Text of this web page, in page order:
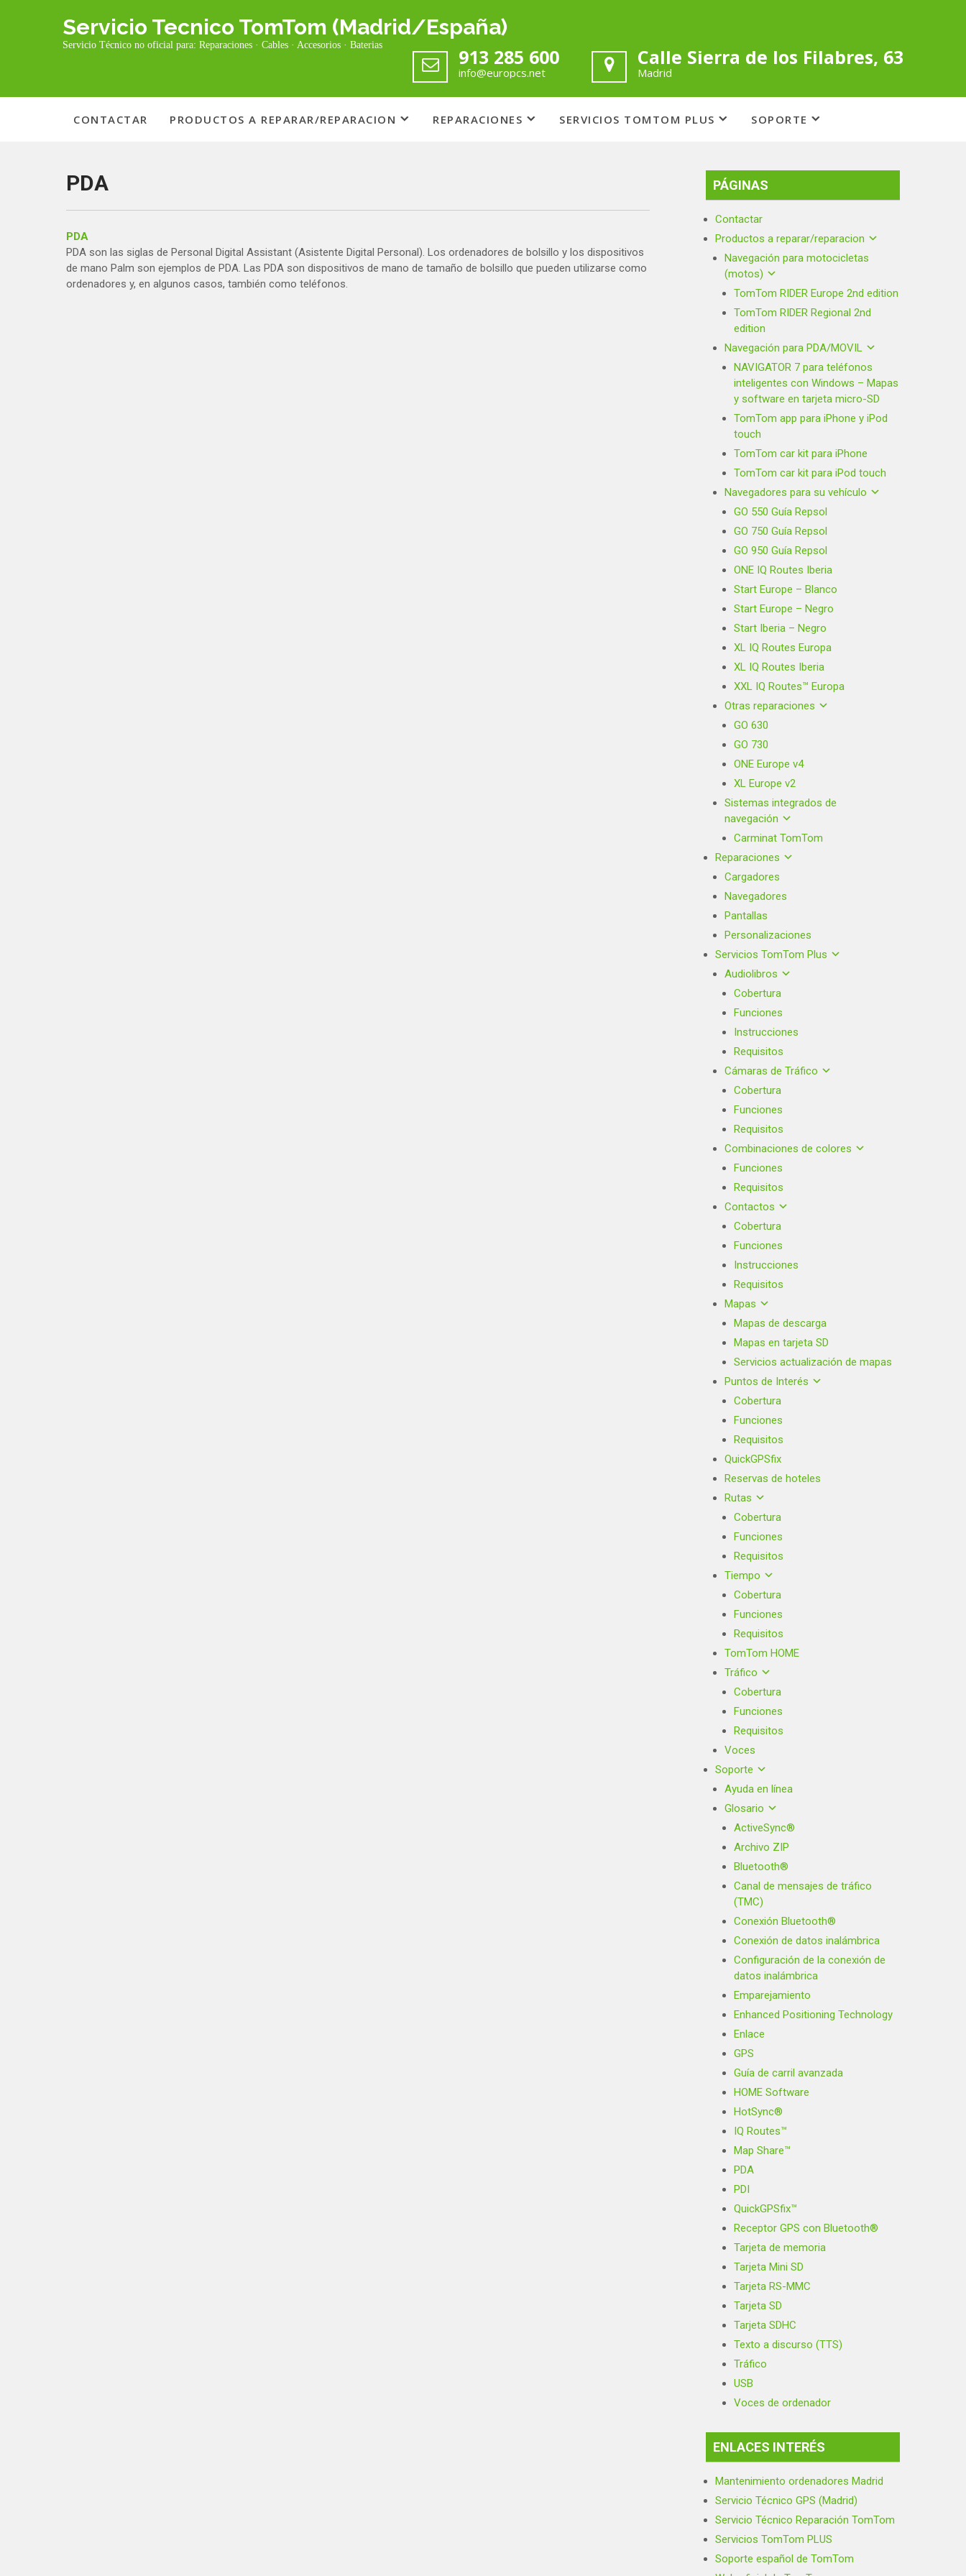
Servicio Tecnico TomTom (Madrid/España)
Servicio Técnico no oficial para: Reparaciones · Cables · Accesorios · Baterias Calle Sierra de los Filabres, 63
Madrid
913 285 600
info@europcs.net
CONTACTAR PRODUCTOS A REPARAR/REPARACION REPARACIONES SERVICIOS TOMTOM PLUS SOPORTE
PDA
PDA
PDA son las siglas de Personal Digital Assistant (Asistente Digital Personal). Los ordenadores de bolsillo y los dispositivos
de mano Palm son ejemplos de PDA. Las PDA son dispositivos de mano de tamaño de bolsillo que pueden utilizarse como
ordenadores y, en algunos casos, también como teléfonos.
PÁGINAS
Contactar
Productos a reparar/reparacion
Navegación para motocicletas
(motos)
TomTom RIDER Europe 2nd edition
TomTom RIDER Regional 2nd
edition
Navegación para PDA/MOVIL
NAVIGATOR 7 para teléfonos
inteligentes con Windows – Mapas
y software en tarjeta micro-SD
TomTom app para iPhone y iPod
touch
TomTom car kit para iPhone
TomTom car kit para iPod touch
Navegadores para su vehículo
GO 550 Guía Repsol
GO 750 Guía Repsol
GO 950 Guía Repsol
ONE IQ Routes Iberia
Start Europe – Blanco
Start Europe – Negro
Start Iberia – Negro
XL IQ Routes Europa
XL IQ Routes Iberia
XXL IQ Routes™ Europa
Otras reparaciones
GO 630
GO 730
ONE Europe v4
XL Europe v2
Sistemas integrados de
navegación
Carminat TomTom
Reparaciones
Cargadores
Navegadores
Pantallas
Personalizaciones
Servicios TomTom Plus
Audiolibros
Cobertura
Funciones
Instrucciones
Requisitos
Cámaras de Tráfico
Cobertura
Funciones
Requisitos
Combinaciones de colores
Funciones
Requisitos
Contactos
Cobertura
Funciones
Instrucciones
Requisitos
Mapas
Mapas de descarga
Mapas en tarjeta SD
Servicios actualización de mapas
Puntos de Interés
Cobertura
Funciones
Requisitos
QuickGPSfix
Reservas de hoteles
Rutas
Cobertura
Funciones
Requisitos
Tiempo
Cobertura
Funciones
Requisitos
TomTom HOME
Tráfico
Cobertura
Funciones
Requisitos
Voces
Soporte
Ayuda en línea
Glosario
ActiveSync®
Archivo ZIP
Bluetooth®
Canal de mensajes de tráfico
(TMC)
Conexión Bluetooth®
Conexión de datos inalámbrica
Configuración de la conexión de
datos inalámbrica
Emparejamiento
Enhanced Positioning Technology
Enlace
GPS
Guía de carril avanzada
HOME Software
HotSync®
IQ Routes™
Map Share™
PDA
PDI
QuickGPSfix™
Receptor GPS con Bluetooth®
Tarjeta de memoria
Tarjeta Mini SD
Tarjeta RS-MMC
Tarjeta SD
Tarjeta SDHC
Texto a discurso (TTS)
Tráfico
USB
Voces de ordenador
ENLACES INTERÉS
Mantenimiento ordenadores Madrid
Servicio Técnico GPS (Madrid)
Servicio Técnico Reparación TomTom
Servicios TomTom PLUS
Soporte español de TomTom